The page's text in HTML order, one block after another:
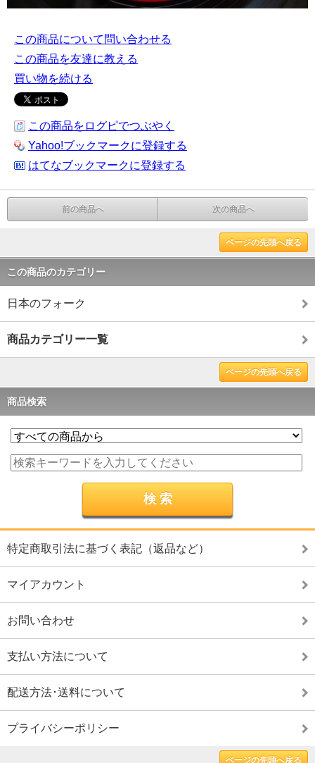
この商品について問い合わせる
この商品を友達に教える
買い物を続ける
この商品をログピでつぶやく
Yahoo!ブックマークに登録する
はてなブックマークに登録する
前の商品へ 次の商品へ
ページの先頭へ戻る
この商品のカテゴリー
日本のフォーク
商品カテゴリー一覧
ページの先頭へ戻る
商品検索
特定商取引法に基づく表記（返品など）
マイアカウント
お問い合わせ
支払い方法について
配送方法･送料について
プライバシーポリシー
ページの先頭へ戻る